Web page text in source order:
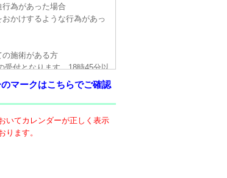
為があった場合
かけするような行為があっ
施術がある方
受付となります。18時45分以
3Fへお越し下さい。
ず、月初めに資格確認書を
ますのでご了承下さいますよ
マークはこちらでご確認
いてカレンダーが正しく表示
ります。